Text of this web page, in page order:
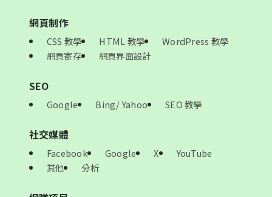
網頁制作
CSS 教學 HTML 教學
WordPress 教學
網頁寄存
網頁界面設計
SEO
Google Bing/ Yahoo SEO 教學
社交媒體
Facebook Google X
YouTube
其他
分析